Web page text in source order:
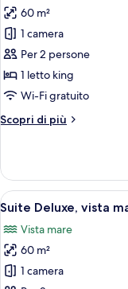
spiaggia,
di
fronte
alla
spiaggia
foto
per
Suite,
vista
oceano
parziale
(Bungalow,
60 m²
1 camera
Per 2 persone
1 letto king
Wi-Fi gratuito
Scopri di più
Altri
vista
oceano
parziale
60qm)
Apri
tutte
le
foto
per
9
Suite Deluxe, vista
Vista mare
60 m²
1 camera